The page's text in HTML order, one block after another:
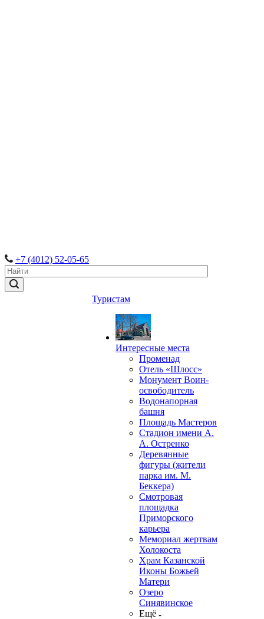
+7 (4012) 52-05-65
Туристам
Интересные места
Променад
Отель «Шлосс»
Монумент Воин-
освободитель
Водонапорная
башня
Площадь Мастеров
Стадион имени А.
А. Остренко
Деревянные
фигуры (жители
парка им. М.
Беккера)
Смотровая
площадка
Приморского
карьера
Мемориал жертвам
Холокоста
Храм Казанской
Иконы Божьей
Матери
Озеро
Синявинское
Ещё